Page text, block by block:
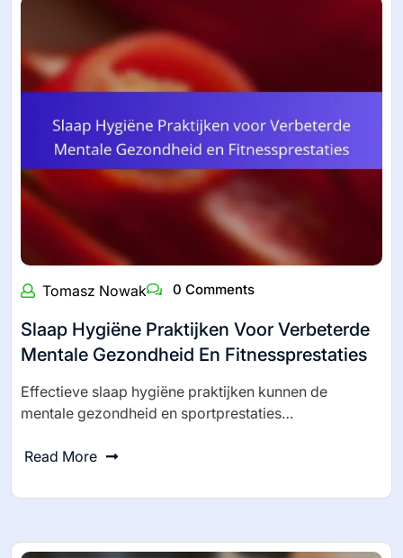
Tomasz Nowak 0 Comments
Slaap Hygiëne Praktijken Voor Verbeterde
Mentale Gezondheid En Fitnessprestaties
Effectieve slaap hygiëne praktijken kunnen de
mentale gezondheid en sportprestaties…
Read More